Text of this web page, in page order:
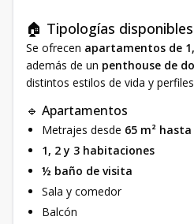
🏠 Tipologías disponibles
Se ofrecen apartamentos de
además de un penthouse de
distintos estilos de vida y
🔹 Apartamentos
Metrajes desde 65 m² hasta
1, 2 y 3 habitaciones
½ baño de visita
Sala y comedor
Balcón